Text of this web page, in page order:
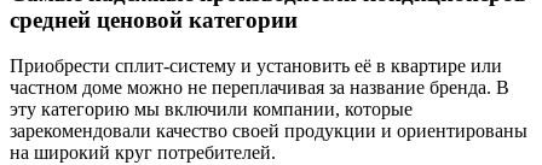
средней ценовой категории
Приобрести сплит-систему и установить её в квартире или
частном доме можно не переплачивая за название бренда. В
эту категорию мы включили компании, которые
зарекомендовали качество своей продукции и ориентированы
на широкий круг потребителей.